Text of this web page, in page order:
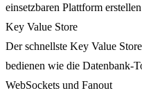
einsetzbaren Plattform
Key Value Store
Der schnellste Key Value
bedienen wie die Datenbank-
WebSockets und Fanout